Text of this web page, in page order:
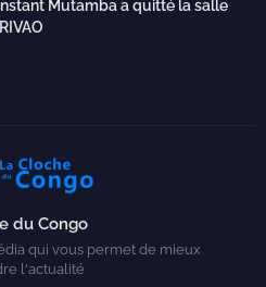
Mutamba a quitté la salle
du Congo
qui vous permet de mieux
l'actualité